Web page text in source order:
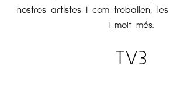
nostres artistes i com treballen,
i molt més.
TV3